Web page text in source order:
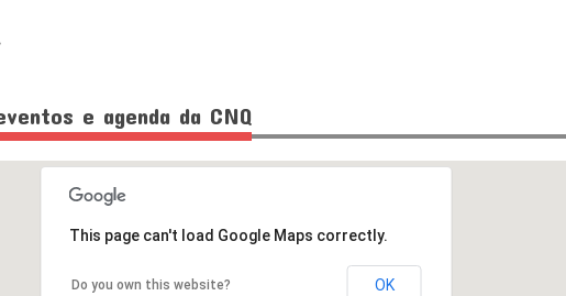
e agenda da CNQ
This page can't load Google Maps correctly.
Do you own this website? OK